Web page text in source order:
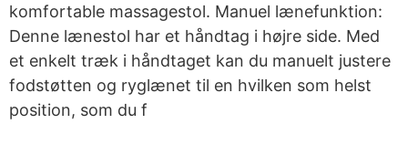
komfortable massagestol. Manuel lænefunktion:
Denne lænestol har et håndtag i højre side. Med
et enkelt træk i håndtaget kan du manuelt justere
fodstøtten og ryglænet til en hvilken som helst
position, som du f